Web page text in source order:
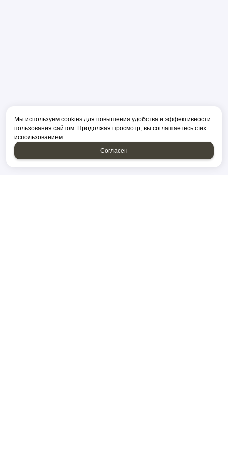
Мы используем cookies для повышения удобства и эффективности
пользования сайтом. Продолжая просмотр, вы соглашаетесь с их
использованием.
Согласен